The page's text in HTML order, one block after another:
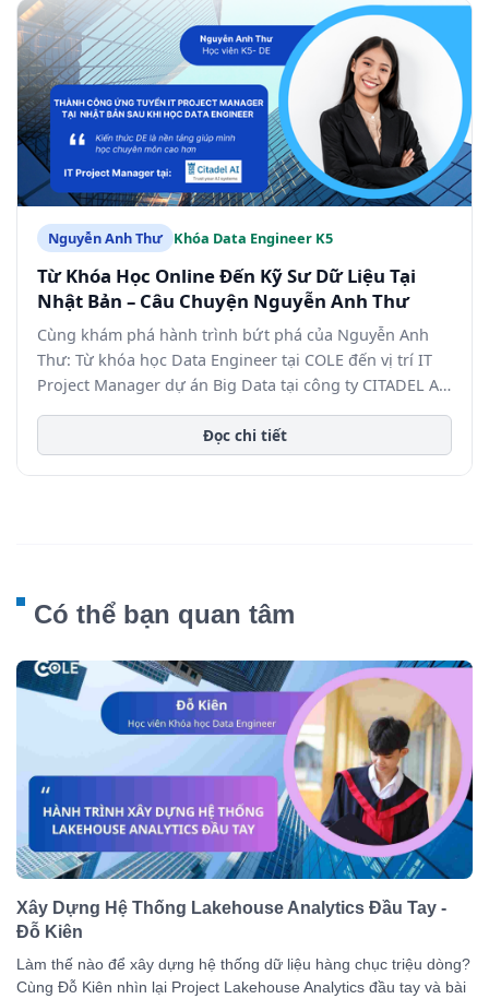
Nguyễn Anh Thư Khóa Data Engineer K5
Từ Khóa Học Online Đến Kỹ Sư Dữ Liệu Tại
Nhật Bản – Câu Chuyện Nguyễn Anh Thư
Cùng khám phá hành trình bứt phá của Nguyễn Anh
Thư: Từ khóa học Data Engineer tại COLE đến vị trí IT
Project Manager dự án Big Data tại công ty CITADEL AI
(Nhật Bản).
Đọc chi tiết
Có thể bạn quan tâm
Xây Dựng Hệ Thống Lakehouse Analytics Đầu Tay -
Đỗ Kiên
Làm thế nào để xây dựng hệ thống dữ liệu hàng chục triệu dòng?
Cùng Đỗ Kiên nhìn lại Project Lakehouse Analytics đầu tay và bài